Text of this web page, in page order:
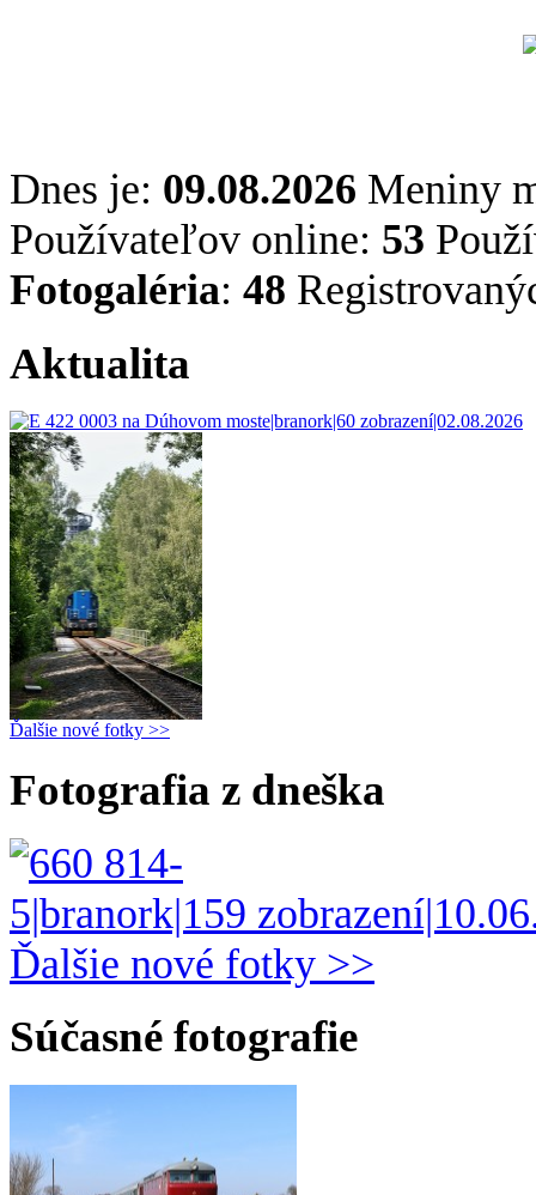
Dnes je: 09.08.2026 Meniny
Používateľov online: 53
Fotogaléria: 48
Aktualita
Ďalšie nové fotky >>
Fotografia z dneška
Ďalšie nové fotky >>
Súčasné fotografie